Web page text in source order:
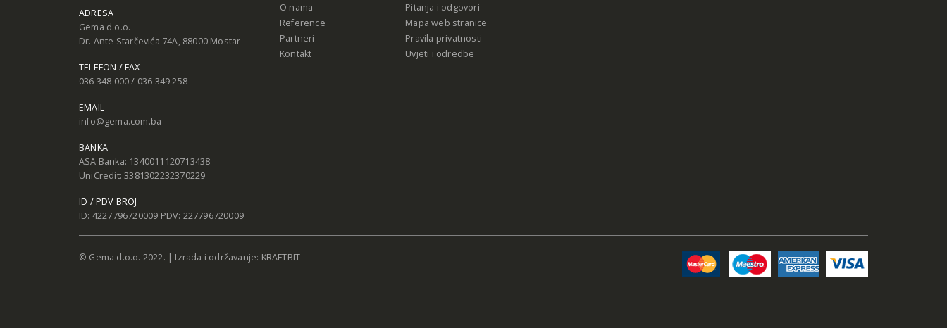
ADRESA
Gema d.o.o.
Dr. Ante Starčevića 74A, 88000 Mostar
TELEFON / FAX
036 348 000 / 036 349 258
EMAIL
info@gema.com.ba
BANKA
ASA Banka: 1340011120713438
UniCredit: 3381302232370229
ID / PDV BROJ
ID: 4227796720009 PDV: 227796720009
O nama
Reference
Partneri
Kontakt
Pitanja i odgovori
Mapa web stranice
Pravila privatnosti
Uvjeti i odredbe
© Gema d.o.o. 2022. | Izrada i održavanje: KRAFTBIT